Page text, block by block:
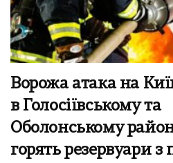
Ворожа атака на
в Голосіївському та
Оболонському
горять резервуари